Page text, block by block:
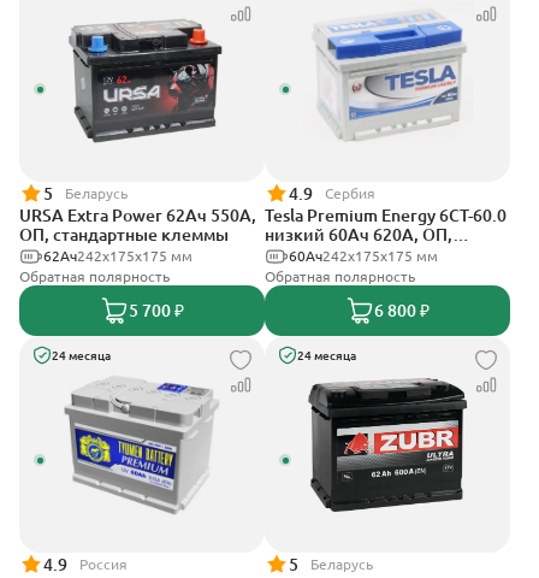
5 Беларусь
URSA Extra Power 62Ач 550А,
ОП, стандартные клеммы
242х175х175 мм
62Ач
Обратная полярность
5 700 ₽
4.9 Сербия
Tesla Premium Energy 6СТ-60.0
низкий 60Ач 620А, ОП,
стандартные клеммы
242х175х175 мм
60Ач
Обратная полярность
6 800 ₽
24 месяца
4.9 Россия
24 месяца
5 Беларусь